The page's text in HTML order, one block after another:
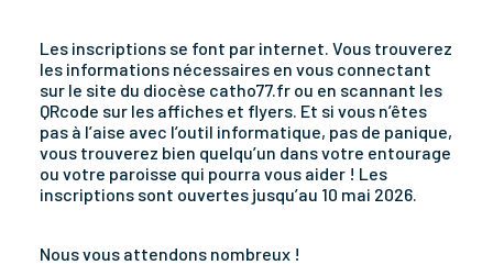
Les inscriptions se font par internet. Vous trouverez
les informations nécessaires en vous connectant
sur le site du diocèse catho77.fr ou en scannant les
QRcode sur les affiches et flyers. Et si vous n’êtes
pas à l’aise avec l’outil informatique, pas de panique,
vous trouverez bien quelqu’un dans votre entourage
ou votre paroisse qui pourra vous aider ! Les
inscriptions sont ouvertes jusqu’au 10 mai 2026.
Nous vous attendons nombreux !